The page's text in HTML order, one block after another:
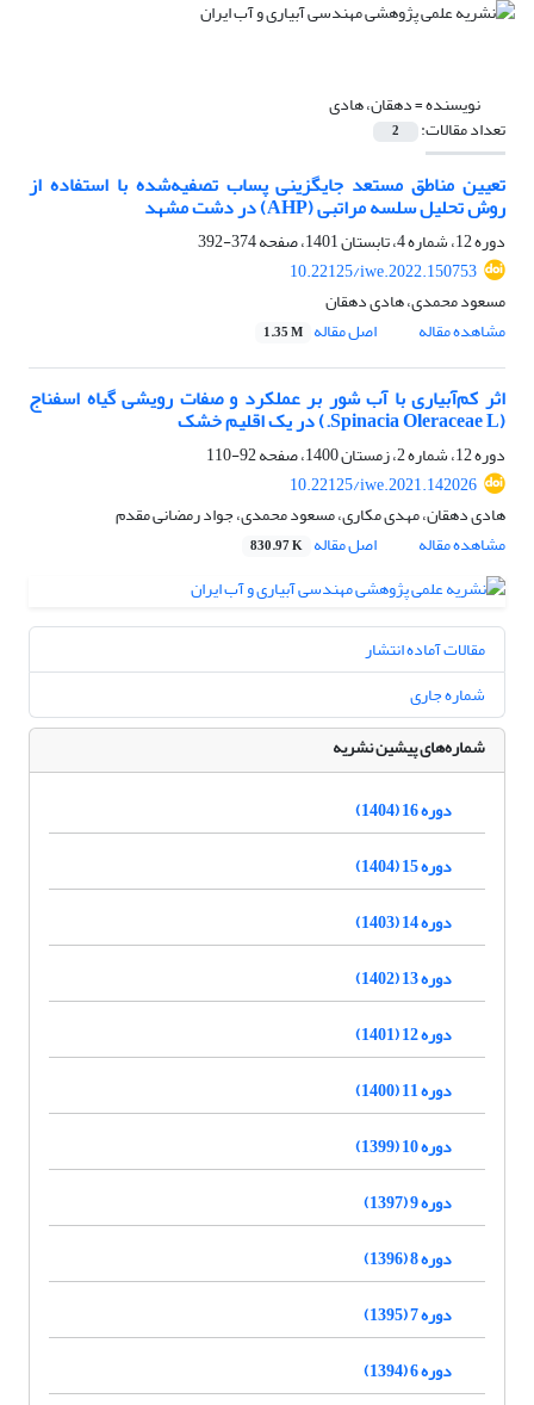
نویسنده =دهقان، هادی
تعداد مقالات: 2
تعیین مناطق مستعد جایگزینی پساب تصفیه‌شده با استفاده از
روش تحلیل سلسه مراتبی (AHP) در دشت مشهد
دوره 12، شماره 4، تابستان 1401، صفحه
374-392
10.22125/iwe.2022.150753
مسعود محمدی، هادی دهقان
مشاهده مقاله
اصل مقاله 1.35 M
اثر کم‌آبیاری با آب شور بر عملکرد و صفات رویشی گیاه اسفناج
(Spinacia Oleraceae L.) در یک اقلیم خشک
دوره 12، شماره 2، زمستان 1400، صفحه
92-110
10.22125/iwe.2021.142026
هادی دهقان، مهدی مکاری، مسعود محمدی، جواد رمضانی مقدم
مشاهده مقاله
اصل مقاله 830.97 K
مقالات آماده انتشار
شماره جاری
شماره‌های پیشین نشریه
دوره 16 (1404)
دوره 15 (1404)
دوره 14 (1403)
دوره 13 (1402)
دوره 12 (1401)
دوره 11 (1400)
دوره 10 (1399)
دوره 9 (1397)
دوره 8 (1396)
دوره 7 (1395)
دوره 6 (1394)